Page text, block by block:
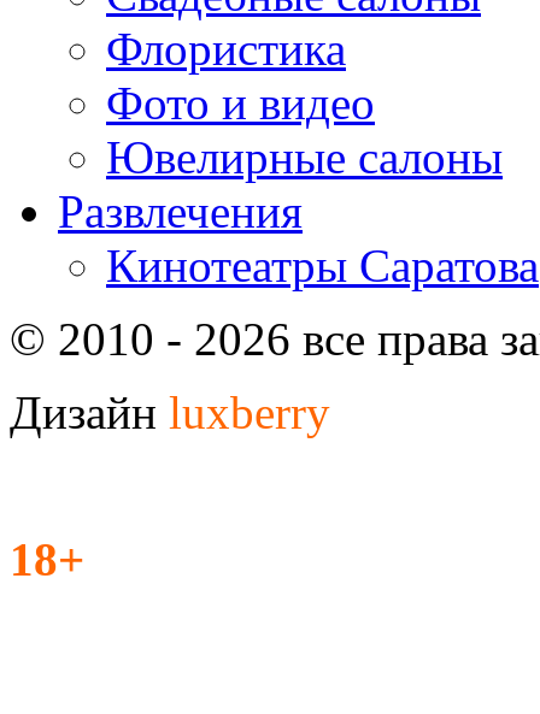
Флористика
Фото и видео
Ювелирные салоны
Развлечения
Кинотеатры Саратова
© 2010 - 2026 все права
Дизайн luxberry
18+